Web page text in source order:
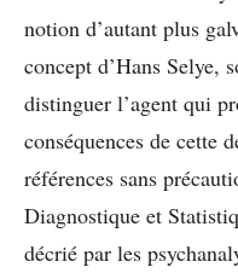
notion d’autant plus
concept d’Hans Selye,
distinguer l’agent qui
conséquences de cette
références sans
Diagnostique et
décrié par les